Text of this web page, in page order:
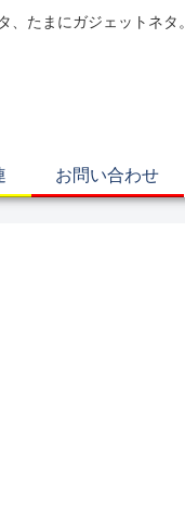
たまにガジェットネタ。
お問い合わせ